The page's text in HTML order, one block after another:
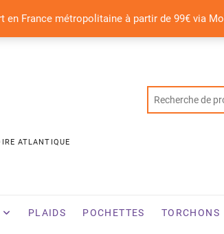
en France métropolitaine à partir de 99€ via
ATLANTIQUE
PLAIDS POCHETTES TORCHONS